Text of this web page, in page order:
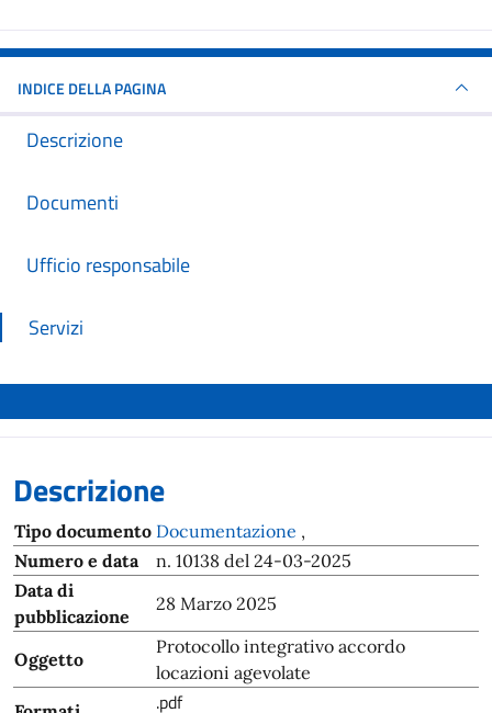
INDICE DELLA PAGINA
Descrizione
Documenti
Ufficio responsabile
Servizi
Descrizione
Tipo documento Documentazione ,
Numero e data
n. 10138 del 24-03-2025
Data di
pubblicazione
28 Marzo 2025
Oggetto
Protocollo integrativo accordo
locazioni agevolate
.pdf